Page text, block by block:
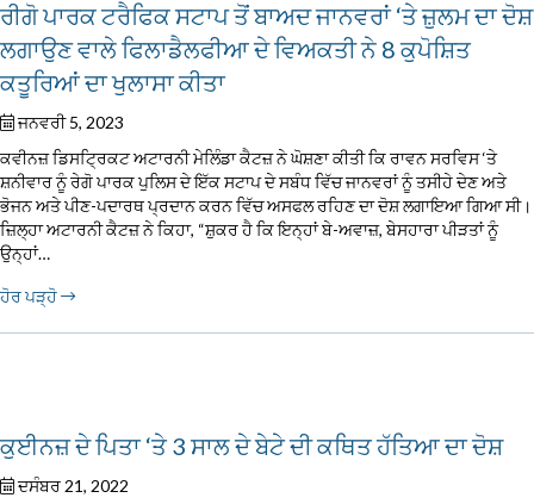
ਰੀਗੋ ਪਾਰਕ ਟਰੈਫਿਕ ਸਟਾਪ ਤੋਂ ਬਾਅਦ ਜਾਨਵਰਾਂ ‘ਤੇ ਜ਼ੁਲਮ ਦਾ ਦੋਸ਼
ਲਗਾਉਣ ਵਾਲੇ ਫਿਲਾਡੈਲਫੀਆ ਦੇ ਵਿਅਕਤੀ ਨੇ 8 ਕੁਪੋਸ਼ਿਤ
ਕਤੂਰਿਆਂ ਦਾ ਖੁਲਾਸਾ ਕੀਤਾ
ਜਨਵਰੀ 5, 2023
ਕਵੀਨਜ਼ ਡਿਸਟ੍ਰਿਕਟ ਅਟਾਰਨੀ ਮੇਲਿੰਡਾ ਕੈਟਜ਼ ਨੇ ਘੋਸ਼ਣਾ ਕੀਤੀ ਕਿ ਰਾਵਨ ਸਰਵਿਸ ‘ਤੇ
ਸ਼ਨੀਵਾਰ ਨੂੰ ਰੇਗੋ ਪਾਰਕ ਪੁਲਿਸ ਦੇ ਇੱਕ ਸਟਾਪ ਦੇ ਸਬੰਧ ਵਿੱਚ ਜਾਨਵਰਾਂ ਨੂੰ ਤਸੀਹੇ ਦੇਣ ਅਤੇ
ਭੋਜਨ ਅਤੇ ਪੀਣ-ਪਦਾਰਥ ਪ੍ਰਦਾਨ ਕਰਨ ਵਿੱਚ ਅਸਫਲ ਰਹਿਣ ਦਾ ਦੋਸ਼ ਲਗਾਇਆ ਗਿਆ ਸੀ।
ਜ਼ਿਲ੍ਹਾ ਅਟਾਰਨੀ ਕੈਟਜ਼ ਨੇ ਕਿਹਾ, “ਸ਼ੁਕਰ ਹੈ ਕਿ ਇਨ੍ਹਾਂ ਬੇ-ਅਵਾਜ਼, ਬੇਸਹਾਰਾ ਪੀੜਤਾਂ ਨੂੰ
ਉਨ੍ਹਾਂ…
ਹੋਰ ਪੜ੍ਹੋ
ਕੁਈਨਜ਼ ਦੇ ਪਿਤਾ ‘ਤੇ 3 ਸਾਲ ਦੇ ਬੇਟੇ ਦੀ ਕਥਿਤ ਹੱਤਿਆ ਦਾ ਦੋਸ਼
ਦਸੰਬਰ 21, 2022